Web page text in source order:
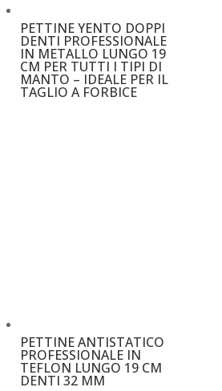
PETTINE YENTO DOPPI
DENTI PROFESSIONALE
IN METALLO LUNGO 19
CM PER TUTTI I TIPI DI
MANTO – IDEALE PER IL
TAGLIO A FORBICE
PETTINE ANTISTATICO
PROFESSIONALE IN
TEFLON LUNGO 19 CM
DENTI 32 MM